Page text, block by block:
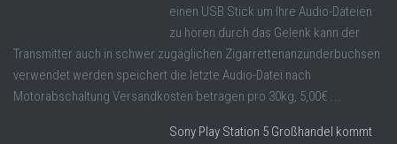
einen USB Stick um Ihre Audio-Dateien
zu hören durch das Gelenk kann der
Transmitter auch in schwer zugäglichen Zigarrettenanzünderbuchsen
verwendet werden speichert die letzte Audio-Datei nach
Motorabschaltung Versandkosten betragen pro 30kg, 5,00€ ...
Sony Play Station 5 Großhandel kommt